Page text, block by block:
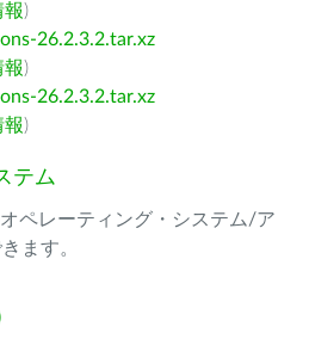
報)
26.2.3.2.tar.xz
報)
26.2.3.2.tar.xz
報)
テム
ペレーティング・システム/ア
ます。